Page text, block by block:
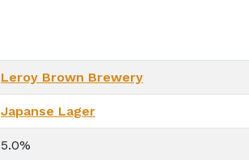
Leroy Brown Brewery
Japanse Lager
5.0%